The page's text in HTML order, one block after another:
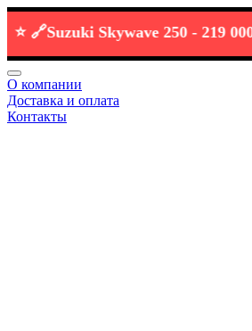
Suzuki Skywave 250 -219 000 р 💰
О компании
Доставка и оплата
Контакты